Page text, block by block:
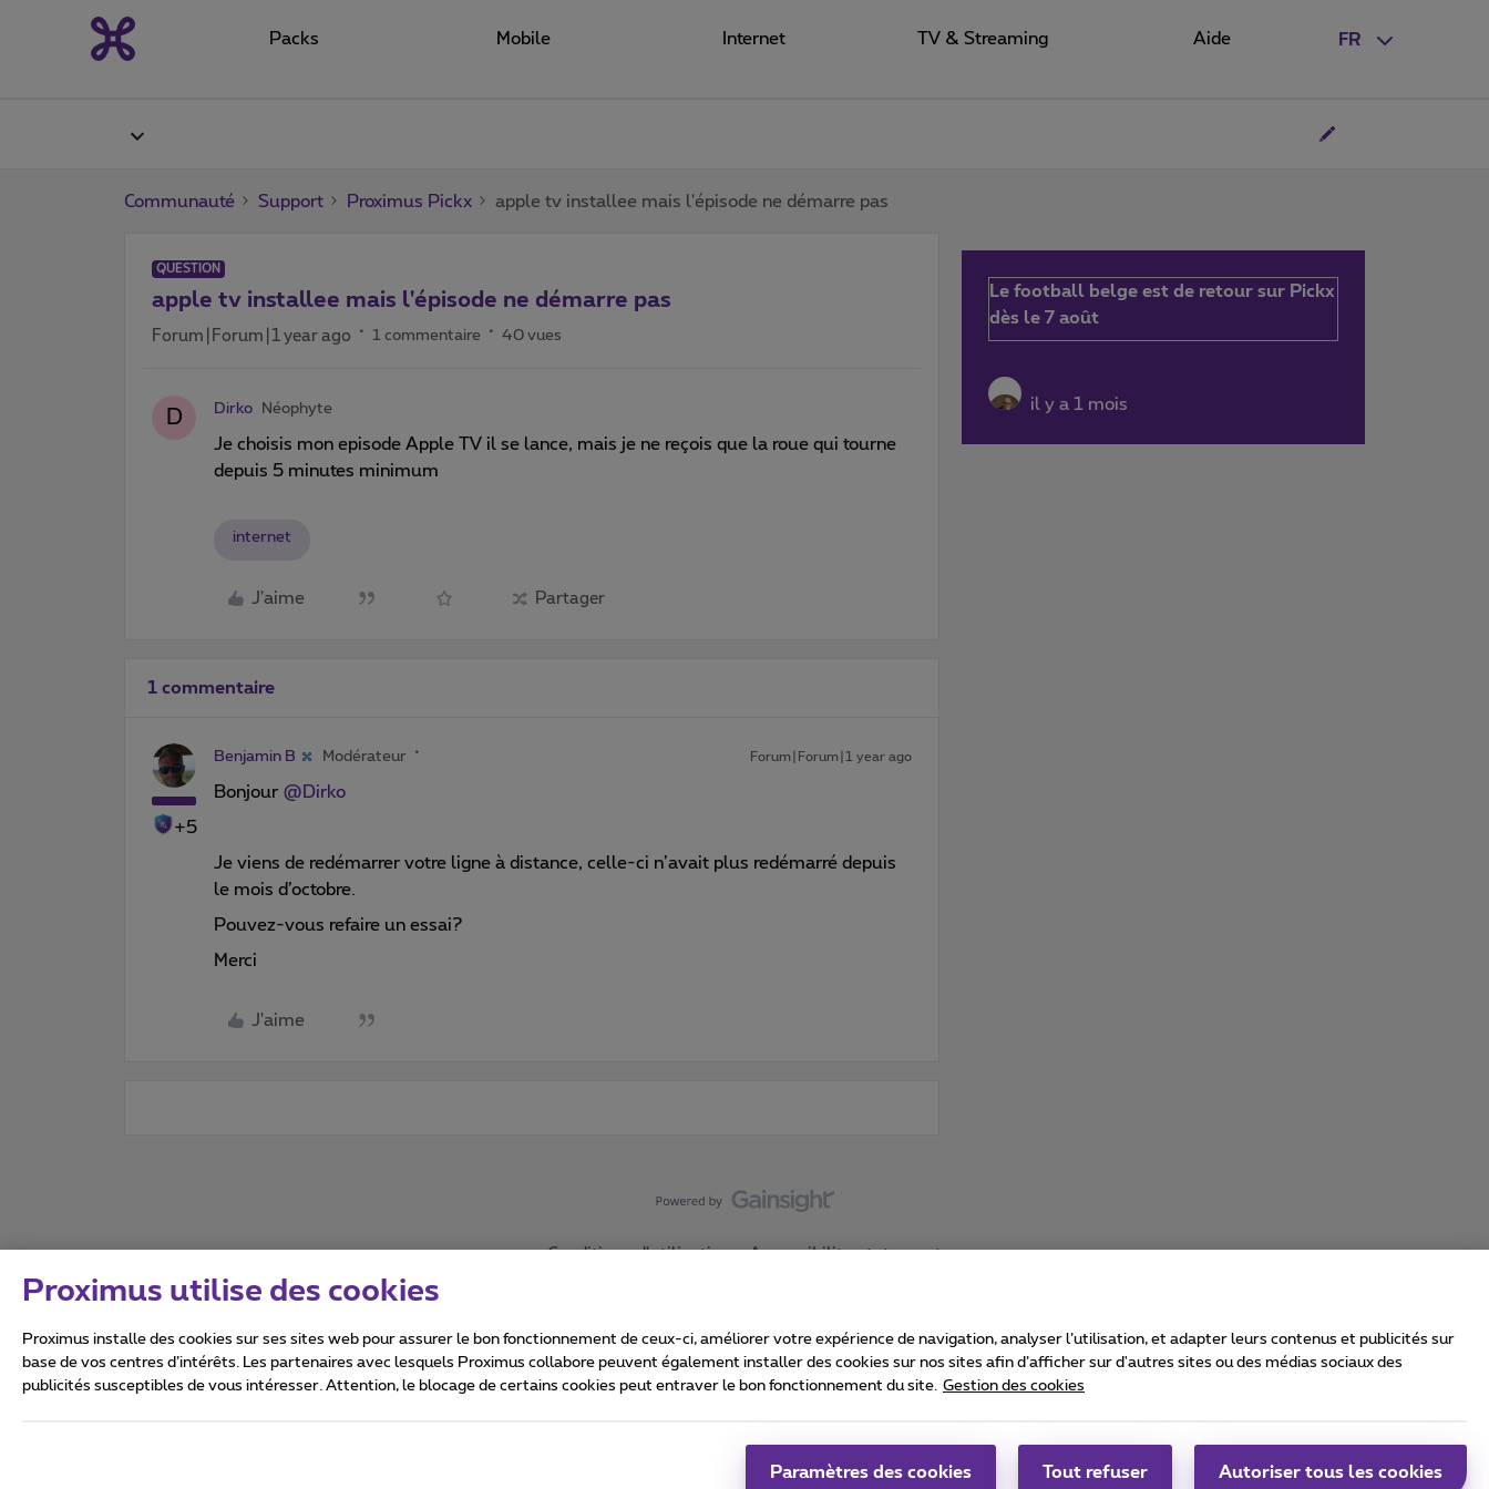
FR
Packs Mobile Internet TV & Streaming Aide
Communauté Support Proximus Pickx apple tv installee mais l'épisode ne démarre pas
QUESTION
apple tv installee mais l'épisode ne démarre pas
Forum|Forum|1 year ago 1 commentaire 40 vues
D Dirko Néophyte
Je choisis mon episode Apple TV il se lance, mais je ne reçois que la roue qui tourne
depuis 5 minutes minimum
internet
J'aime Partager
1 commentaire
+5
Benjamin B Modérateur Forum|Forum|1 year ago
Bonjour ​ @Dirko
Je viens de redémarrer votre ligne à distance, celle-ci n’avait plus redémarré depuis
le mois d’octobre.
Pouvez-vous refaire un essai?
Merci
J'aime
Le football belge est de retour sur Pickx
dès le 7 août
il y a 1 mois
Conditions d'utilisation Accessibility statement
Tous droits réservés. ©2026Proximus
Carrier & Wholesale Solutions
Proximus Group
|
Proximus utilise des cookies
Proximus installe des cookies sur ses sites web pour assurer le bon fonctionnement de ceux-ci, améliorer votre expérience de navigation, analyser l’utilisation, et adapter leurs contenus et publicités sur
base de vos centres d’intérêts. Les partenaires avec lesquels Proximus collabore peuvent également installer des cookies sur nos sites afin d’afficher sur d'autres sites ou des médias sociaux des
publicités susceptibles de vous intéresser. Attention, le blocage de certains cookies peut entraver le bon fonctionnement du site. Gestion des cookies
Paramètres des cookies Tout refuser Autoriser tous les cookies